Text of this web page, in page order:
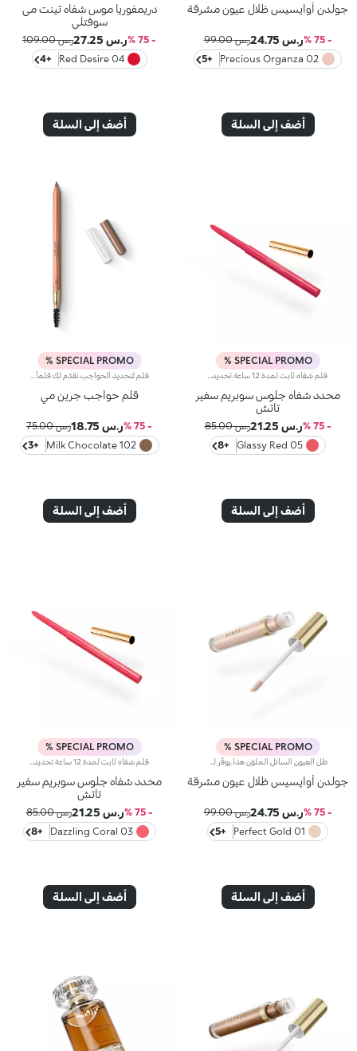
جولدن أوايسيس ظلال عيون مشرقة
- 75 % ر.س 24.75
ر.س 99.00
02 Precious Organza
+5
أضف إلى السلة
دريمفوريا موس شفاه تينت مى
سوفتلي
- 75 % ر.س 27.25
ر.س 109.00
04 Red Desire
+4
أضف إلى السلة
SPECIAL PROMO %
محدد شفاه جلوس سوبريم سفير
تاتش
- 75 % ر.س 21.25
ر.س 85.00
05 Glassy Red
+8
أضف إلى السلة
SPECIAL PROMO %
قلم حواجب جرين مي
- 75 % ر.س 18.75
ر.س 75.00
102 Milk Chocolate
+3
أضف إلى السلة
SPECIAL PROMO %
جولدن أوايسيس ظلال عيون مشرقة
- 75 % ر.س 24.75
ر.س 99.00
01 Perfect Gold
+5
أضف إلى السلة
SPECIAL PROMO %
محدد شفاه جلوس سوبريم سفير
تاتش
- 75 % ر.س 21.25
ر.س 85.00
03 Dazzling Coral
+8
أضف إلى السلة